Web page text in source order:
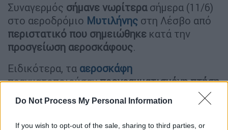
Do Not Process My Personal Information
If you wish to opt-out of the sale, sharing to third parties, or
Συναγερμός σήμανε νωρίτερασήμερα (11/6)
στο αεροδρόμιο Μυτιλήνης στη Λέσβο από
περιστατικό που σημειώθηκε κατά την
προσγείωση αεροσκάφους.
Ειδικότερα, τα αεροσκάφη
πραγματοποιούσανπρογραμματισμένη πτήση
και ενόσω
επέστρεφαν στη βάση , ένα από
αυτάαντιμετώπισε πρόβλημακατά την
προσγείωση.